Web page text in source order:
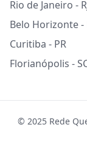
Rio de Janeiro -
Belo Horizonte -
Curitiba - PR
Florianópolis -
© 2025 Rede